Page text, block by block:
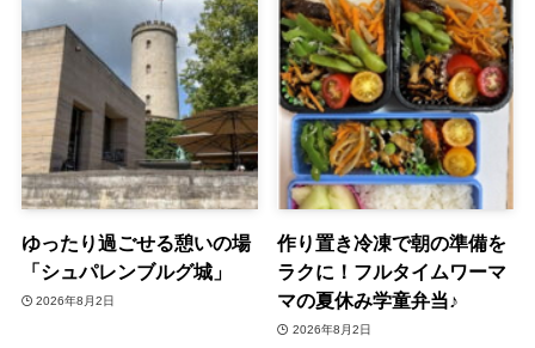
ゆったり過ごせる憩いの場
「シュパレンブルグ城」
2026年8月2日
作り置き冷凍で朝の準備を
ラクに！フルタイムワーマ
マの夏休み学童弁当♪
2026年8月2日